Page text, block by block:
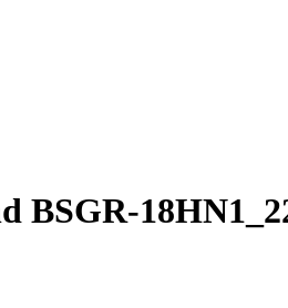
BSGR-